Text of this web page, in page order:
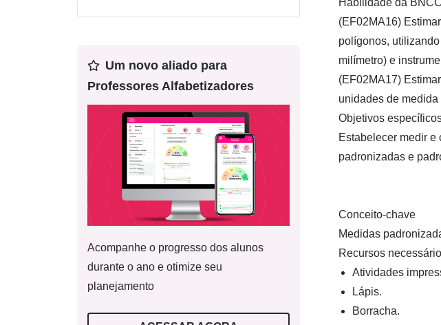
Um novo aliado para
Professores Alfabetizadores
Acompanhe o progresso dos alunos
durante o ano e otimize seu
planejamento
Habilidade da BNCC
(EF02MA16)
polígonos,
milímetro) e
(EF02MA17)
unidades de
Objetivos
Estabelecer medir
padronizadas e
Conceito-chave
Medidas
Recursos
Atividades
Lápis.
Borracha.